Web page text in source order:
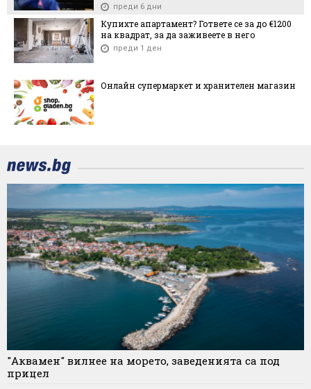
преди 6 дни
Купихте апартамент? Гответе се за до €1200
на квадрат, за да заживеете в него
преди 1 ден
Онлайн супермаркет и хранителен магазин
"Аквамен" вилнее на морето, заведенията са под
прицел